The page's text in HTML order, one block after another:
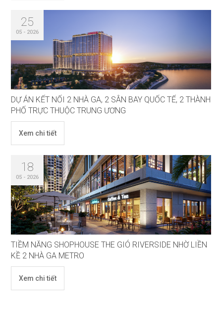
25
05 - 2026
DỰ ÁN KẾT NỐI 2 NHÀ GA, 2 SÂN BAY QUỐC TẾ, 2 THÀNH
PHỐ TRỰC THUỘC TRUNG ƯƠNG
Xem chi tiết
18
05 - 2026
TIỀM NĂNG SHOPHOUSE THE GIÓ RIVERSIDE NHỜ LIỀN
KỀ 2 NHÀ GA METRO
Xem chi tiết